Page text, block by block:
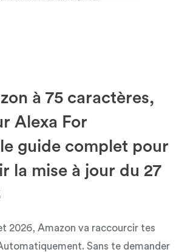
à 75 caractères,
Alexa For
guide complet pour
la mise à jour du 27
2026, Amazon va raccourcir tes
Sans te demander